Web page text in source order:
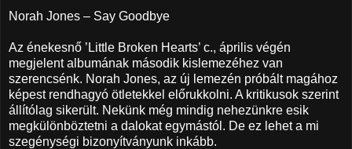
Norah Jones – Say Goodbye
Az énekesnő ’Little Broken Hearts’ c., április végén
megjelent albumának második kislemezéhez van
szerencsénk. Norah Jones, az új lemezén próbált magához
képest rendhagyó ötletekkel előrukkolni. A kritikusok szerint
állítólag sikerült. Nekünk még mindig nehezünkre esik
megkülönböztetni a dalokat egymástól. De ez lehet a mi
szegénységi bizonyítványunk inkább.